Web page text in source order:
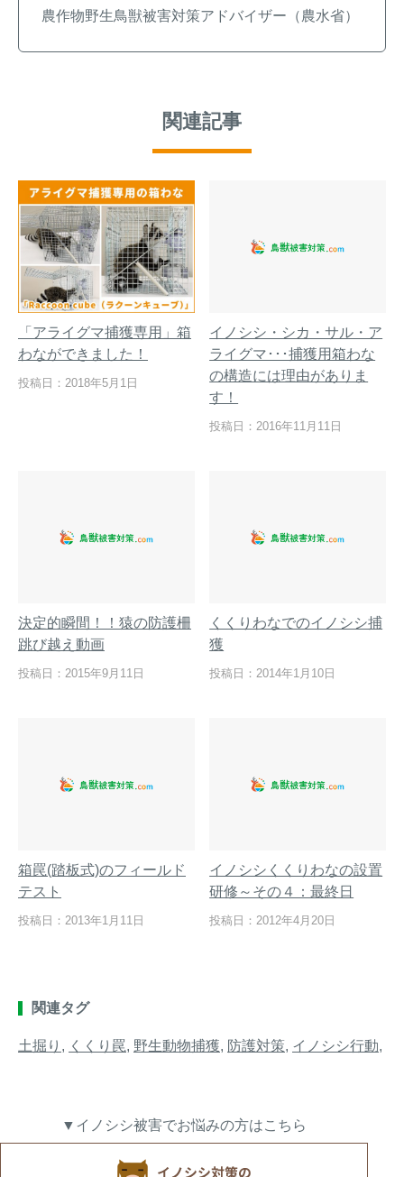
農作物野生鳥獣被害対策アドバイザー（農水省）
関連記事
「アライグマ捕獲専用」箱
わなができました！
投稿日：2018年5月1日
イノシシ・シカ・サル・ア
ライグマ･･･捕獲用箱わな
の構造には理由がありま
す！
投稿日：2016年11月11日
決定的瞬間！！猿の防護柵
跳び越え動画
投稿日：2015年9月11日
くくりわなでのイノシシ捕
獲
投稿日：2014年1月10日
箱罠(踏板式)のフィールド
テスト
投稿日：2013年1月11日
イノシシくくりわなの設置
研修～その４：最終日
投稿日：2012年4月20日
関連タグ
土掘り , くくり罠, 野生動物捕獲, 防護対策, イノシシ行動,
▼イノシシ被害でお悩みの方はこちら